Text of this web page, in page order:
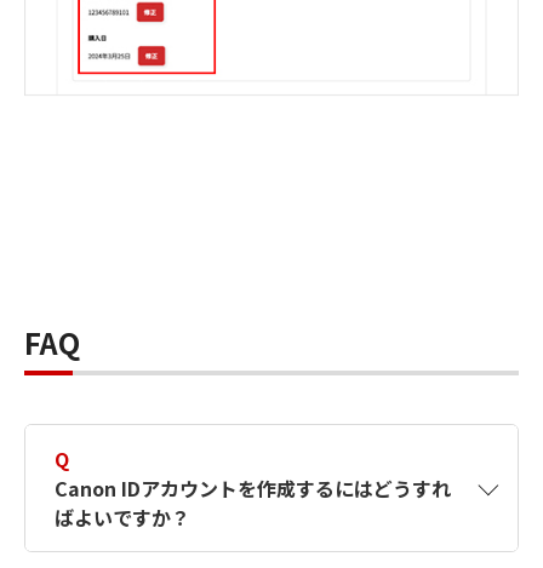
FAQ
Q
Canon IDアカウントを作成するにはどうすれ
ばよいですか？